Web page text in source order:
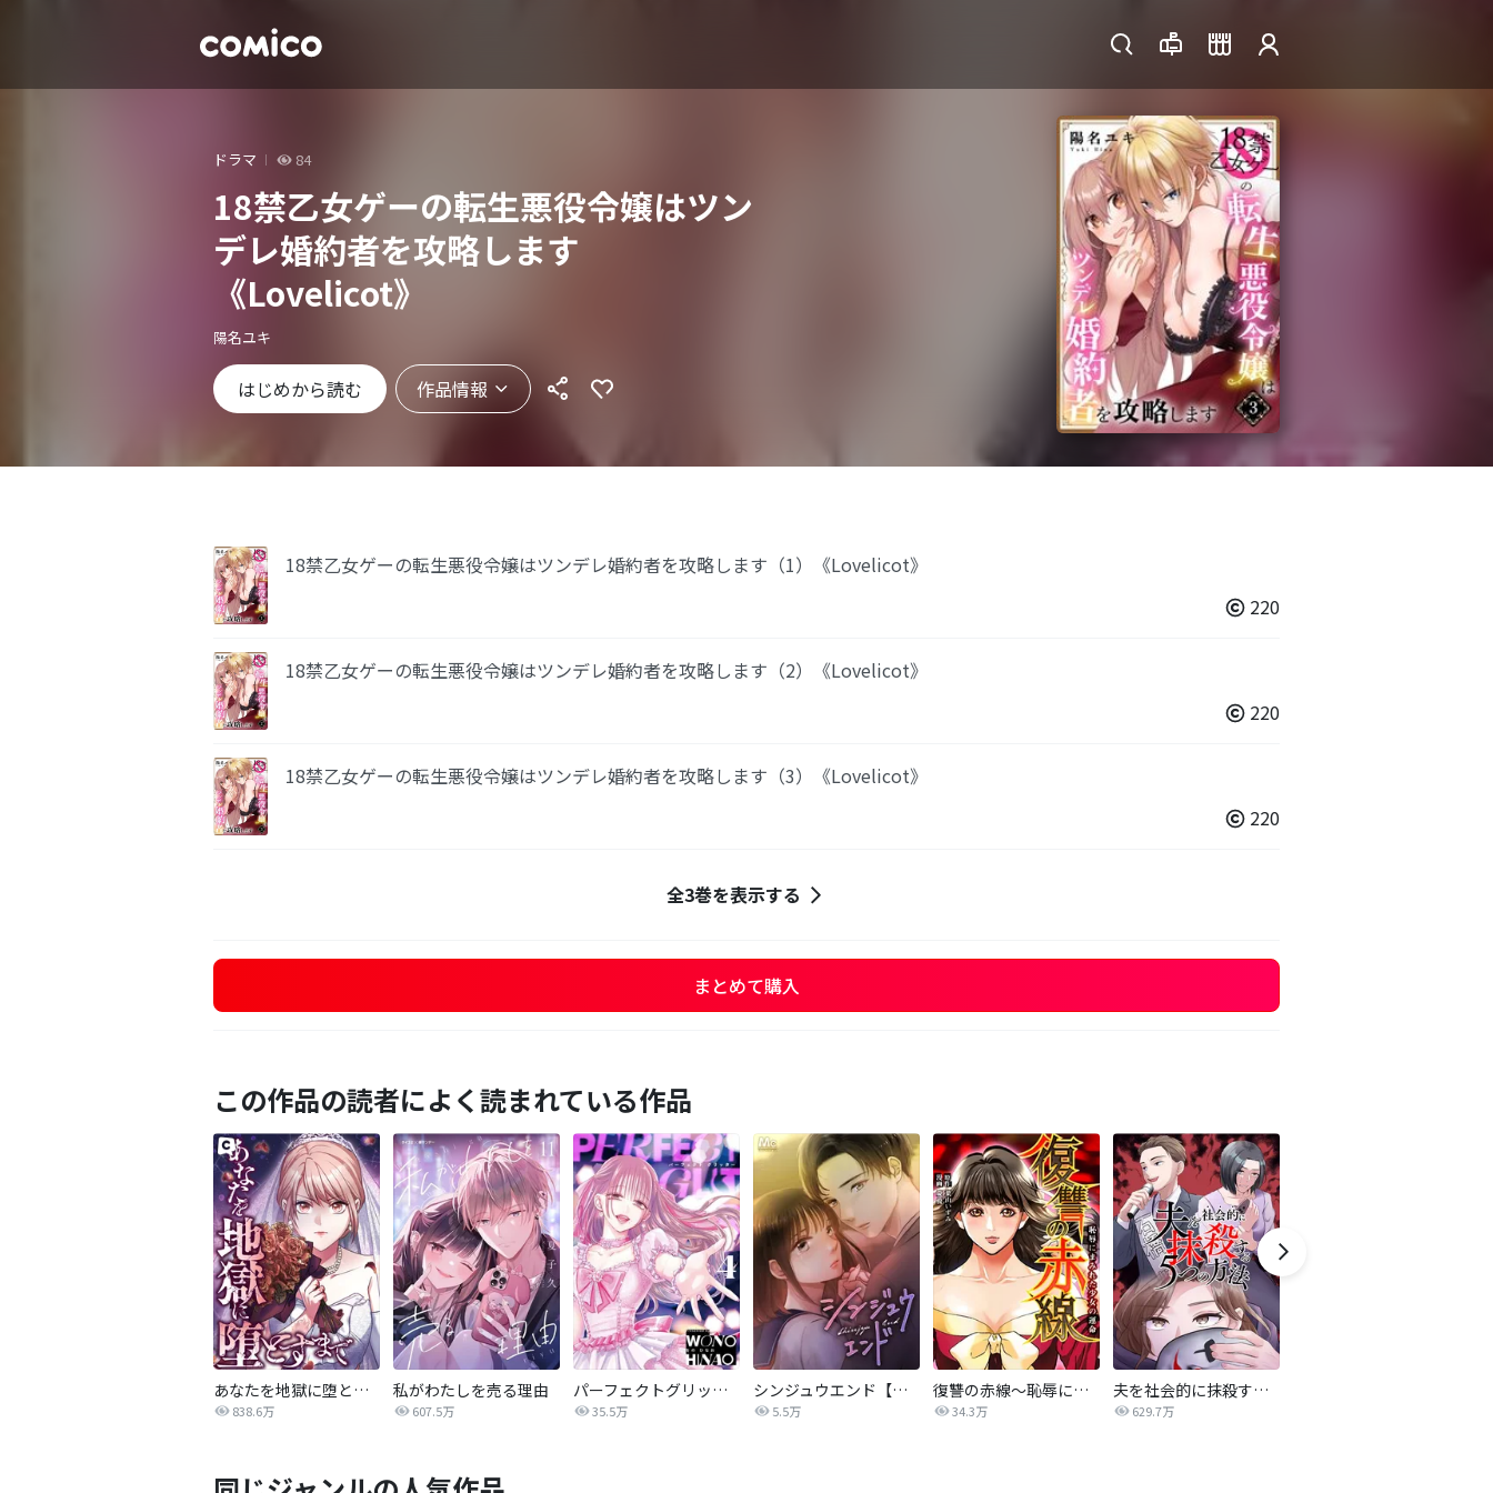
ドラマ 84
18禁乙女ゲーの転生悪役令嬢はツン
デレ婚約者を攻略します
《Lovelicot》
陽名ユキ
はじめから読む 作品情報
18禁乙女ゲーの転生悪役令嬢はツンデレ婚約者を攻略します（1）《Lovelicot》
220
18禁乙女ゲーの転生悪役令嬢はツンデレ婚約者を攻略します（2）《Lovelicot》
220
18禁乙女ゲーの転生悪役令嬢はツンデレ婚約者を攻略します（3）《Lovelicot》
220
全3巻を表示する
まとめて購入
この作品の読者によく読まれている作品
あなたを地獄に堕とすまで
838.6万
私がわたしを売る理由
607.5万
パーフェクトグリッター
35.5万
シンジュウエンド【タテヨミ】
5.5万
復讐の赤線～恥辱にまみれた少女の運命～【タテヨミ】
34.3万
夫を社会的に抹殺する5つの方法
629.7万